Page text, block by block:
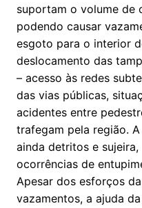
suportam o volume de
podendo causar
esgoto para o interior
deslocamento das
– acesso às redes
das vias públicas,
acidentes entre
trafegam pela região.
ainda detritos e
ocorrências de
Apesar dos esforços
vazamentos, a ajuda